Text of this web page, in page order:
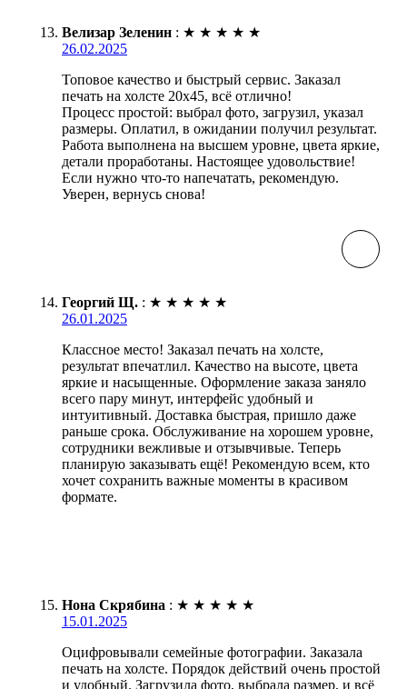
Велизар Зеленин : ★ ★ ★ ★ ★
26.02.2025
Топовое качество и быстрый сервис. Заказал
печать на холсте 20х45, всё отлично!
Процесс простой: выбрал фото, загрузил, указал
размеры. Оплатил, в ожидании получил результат.
Работа выполнена на высшем уровне, цвета яркие,
детали проработаны. Настоящее удовольствие!
Если нужно что-то напечатать, рекомендую.
Уверен, вернусь снова!
Георгий Щ. : ★ ★ ★ ★ ★
26.01.2025
Классное место! Заказал печать на холсте,
результат впечатлил. Качество на высоте, цвета
яркие и насыщенные. Оформление заказа заняло
всего пару минут, интерфейс удобный и
интуитивный. Доставка быстрая, пришло даже
раньше срока. Обслуживание на хорошем уровне,
сотрудники вежливые и отзывчивые. Теперь
планирую заказывать ещё! Рекомендую всем, кто
хочет сохранить важные моменты в красивом
формате.
Нона Скрябина : ★ ★ ★ ★ ★
15.01.2025
Оцифровывали семейные фотографии. Заказала
печать на холсте. Порядок действий очень простой
и удобный. Загрузила фото, выбрала размер, и всё